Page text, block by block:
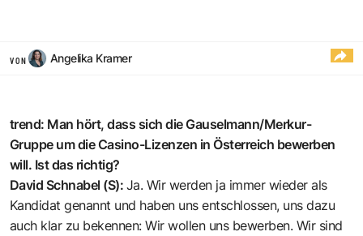
VON Angelika Kramer
trend: Man hört, dass sich die Gauselmann/Merkur-
Gruppe um die Casino-Lizenzen in Österreich bewerben
will. Ist das richtig?
David Schnabel (S): Ja. Wir werden ja immer wieder als
Kandidat genannt und haben uns entschlossen, uns dazu
auch klar zu bekennen: Wir wollen uns bewerben. Wir sind